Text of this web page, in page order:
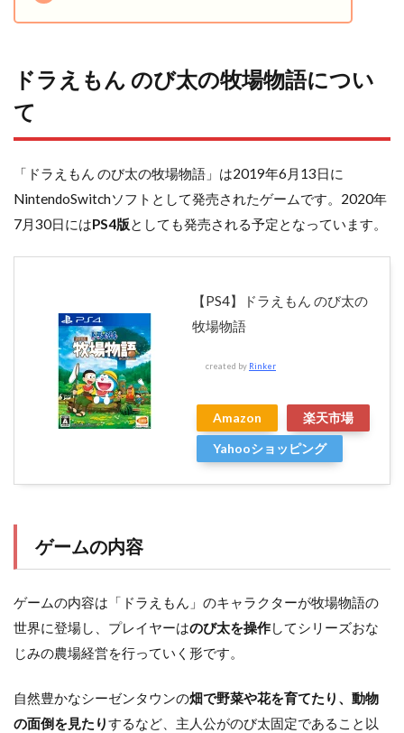
ドラえもん のび太の牧場物語につい
て
「ドラえもん のび太の牧場物語」は2019年6月13日に
NintendoSwitchソフトとして発売されたゲームです。2020年
7月30日にはPS4版としても発売される予定となっています。
【PS4】ドラえもん のび太の
牧場物語
created by Rinker
Amazon
楽天市場
Yahooショッピング
ゲームの内容
ゲームの内容は「ドラえもん」のキャラクターが牧場物語の
世界に登場し、プレイヤーはのび太を操作してシリーズおな
じみの農場経営を行っていく形です。
自然豊かなシーゼンタウンの畑で野菜や花を育てたり、動物
の面倒を見たりするなど、主人公がのび太固定であること以